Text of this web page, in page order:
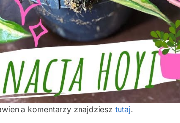
komentarzy znajdziesz tutaj.